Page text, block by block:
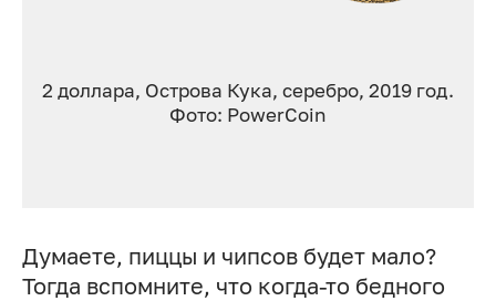
2 доллара, Острова Кука, серебро, 2019 год.
Фото: PowerCoin
Думаете, пиццы и чипсов будет мало?
Тогда вспомните, что когда-то бедного